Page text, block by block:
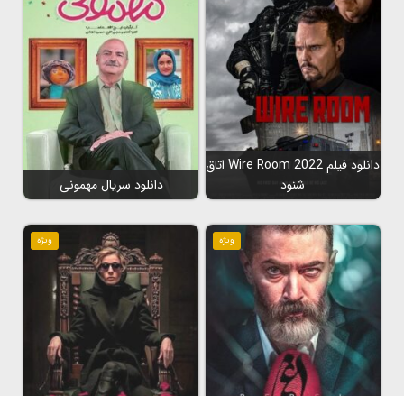
دانلود فیلم Wire Room 2022 اتاق
شنود
دانلود سریال مهمونی
ویژه ویژه